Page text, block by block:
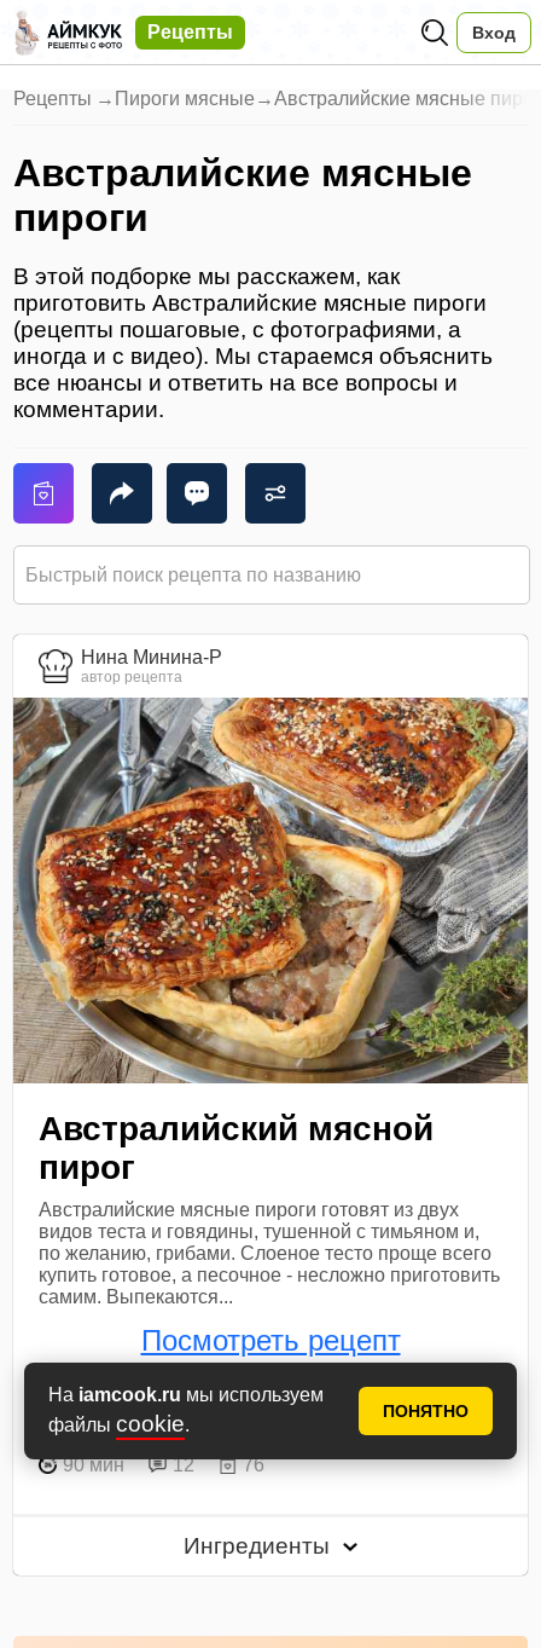
На iamcook.ru мы используем
файлы cookie.
ПОНЯТНО
Рецепты Вход
Рецепты → Пироги мясные →Австралийские мясные
Австралийские мясные
пироги
В этой подборке мы расскажем, как
приготовить Австралийские мясные пироги
(рецепты пошаговые, с фотографиями, а
иногда и с видео). Мы стараемся объяснить
все нюансы и ответить на все вопросы и
комментарии.
Нина Минина-Р
автор рецепта
Австралийский мясной
пирог
Австралийские мясные пироги готовят из двух
видов теста и говядины, тушенной с тимьяном и,
по желанию, грибами. Слоеное тесто проще всего
купить готовое, а песочное - несложно приготовить
самим. Выпекаются...
Посмотреть рецепт
В книгу рецептов В планнер
90 мин 12 76
Ингредиенты